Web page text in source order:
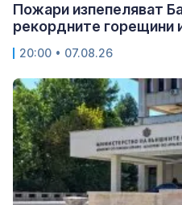
Пожари изпепеляват
рекордните горещини
20:00 • 07.08.26